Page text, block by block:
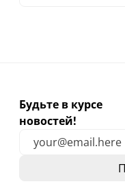
Будьте в курсе
новостей!